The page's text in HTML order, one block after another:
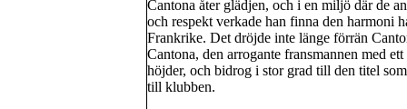
Cantona åter glädjen, och i en miljö där de
och respekt verkade han finna den harmoni
Frankrike. Det dröjde inte länge förrän
Cantona, den arrogante fransmannen med
höjder, och bidrog i stor grad till den titel
till klubben.